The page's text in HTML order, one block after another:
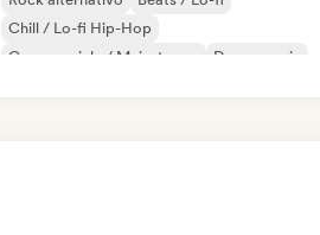
Chill / Lo-fi Hip-Hop
Commerciale / Mainstream
Dance music